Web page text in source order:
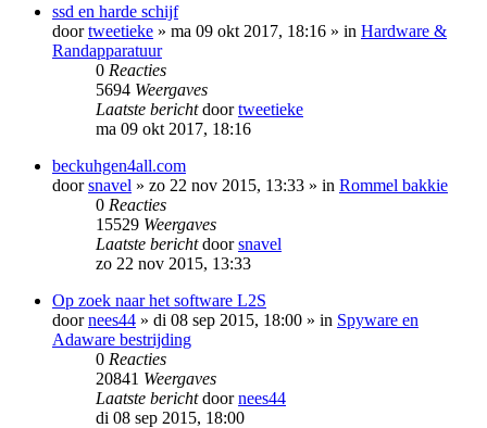
ssd en harde schijf
doortweetieke » ma 09 okt 2017, 18:16 » in Hardware &
Randapparatuur
0 Reacties
5694 Weergaves
Laatste berichtdoortweetieke
ma 09 okt 2017, 18:16
beckuhgen4all.com
doorsnavel » zo 22 nov 2015, 13:33 » in Rommel bakkie
0 Reacties
15529 Weergaves
Laatste berichtdoorsnavel
zo 22 nov 2015, 13:33
Op zoek naar het software L2S
doornees44 » di 08 sep 2015, 18:00 » in Spyware en
Adaware bestrijding
0 Reacties
20841 Weergaves
Laatste berichtdoornees44
di 08 sep 2015, 18:00